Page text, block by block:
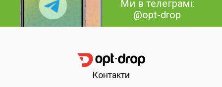
Ми в телеграмі:
@opt-drop
Контакти